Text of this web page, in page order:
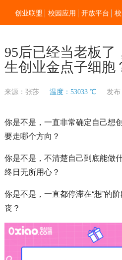
创业联盟 校园应用 开放平台
95后已经当老板了
生创业金点子细胞
来源：张莎 温度：53033 ℃ 发布
你是不是，一直非常确定自己想
要走哪个方向？
你是不是，不清楚自己到底能做
终日无所用心？
你是不是，一直都停滞在“想”的
丧？